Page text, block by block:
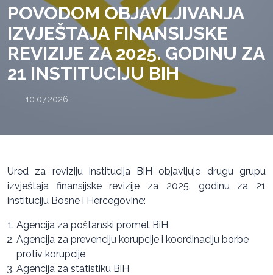
POVODOM OBJAVLJIVANJA
IZVJEŠTAJA FINANSIJSKE
REVIZIJE ZA 2025. GODINU ZA
21 INSTITUCIJU BIH
10.07.2026.
Ured za reviziju institucija BiH objavljuje drugu grupu
izvještaja finansijske revizije za 2025. godinu za 21
instituciju Bosne i Hercegovine:
Agencija za poštanski promet BiH
Agencija za prevenciju korupcije i koordinaciju borbe
protiv korupcije
Agencija za statistiku BiH